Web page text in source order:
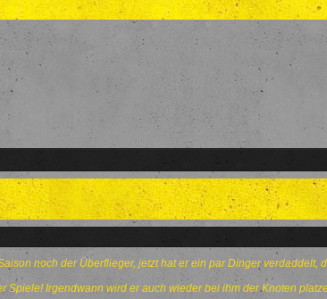
noch der Überflieger, jetzt hat er ein par Dinger verdaddelt,
Spiele! Irgendwann wird er auch wieder bei ihm der Knoten